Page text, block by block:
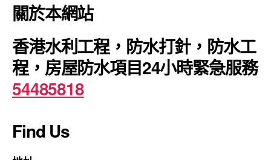
關於本網站
香港水利工程，防水打針，防水工
程，房屋防水項目24小時緊急服務
54485818
Find Us